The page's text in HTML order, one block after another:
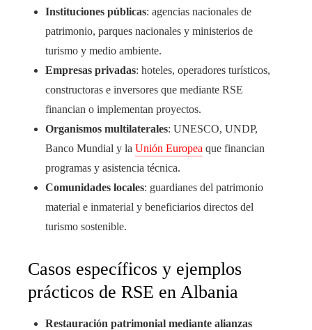
Instituciones públicas: agencias nacionales de
patrimonio, parques nacionales y ministerios de
turismo y medio ambiente.
Empresas privadas: hoteles, operadores turísticos,
constructoras e inversores que mediante RSE
financian o implementan proyectos.
Organismos multilaterales: UNESCO, UNDP,
Banco Mundial y la Unión Europea que financian
programas y asistencia técnica.
Comunidades locales: guardianes del patrimonio
material e inmaterial y beneficiarios directos del
turismo sostenible.
Casos específicos y ejemplos
prácticos de RSE en Albania
Restauración patrimonial mediante alianzas